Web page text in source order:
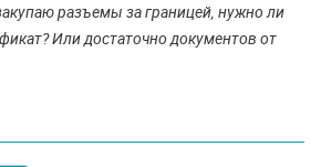
разъемы за границей, нужно ли
Или достаточно документов от